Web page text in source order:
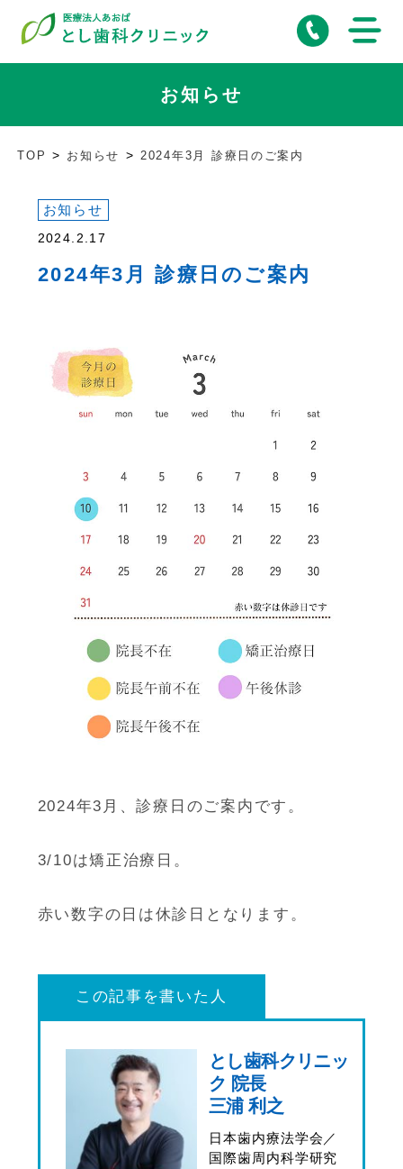
お知らせ
TOP お知らせ 2024年3月 診療日のご案内
お知らせ
2024.2.17
2024年3月 診療日のご案内
2024年3月、診療日のご案内です。
3/10は矯正治療日。
赤い数字の日は休診日となります。
この記事を書いた人
とし歯科クリニッ
ク 院長
三浦 利之
日本歯内療法学会／
国際歯周内科学研究